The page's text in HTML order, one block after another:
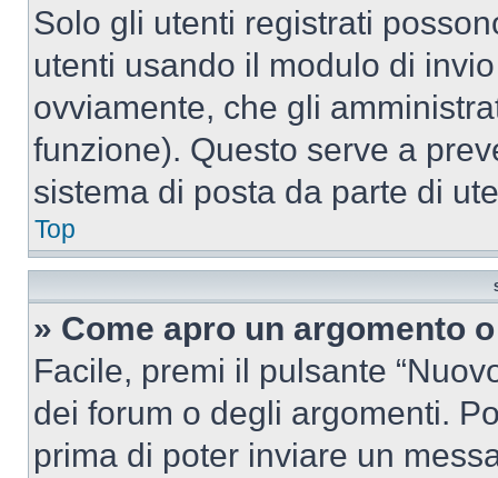
Solo gli utenti registrati
utenti usando il modulo di
ovviamente, che gli
funzione). Questo serve a
sistema di posta da parte di
Top
» Come apro un argomento
Facile, premi il pulsante
dei forum o degli argomenti.
prima di poter inviare un